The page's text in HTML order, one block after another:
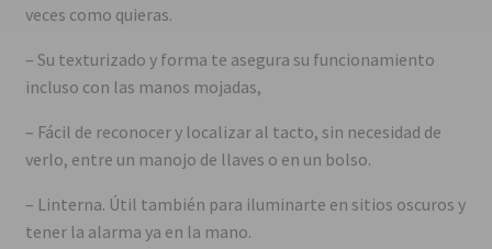
veces como quieras.
– Su texturizado y forma te asegura su funcionamiento
incluso con las manos mojadas,
– Fácil de reconocer y localizar al tacto, sin necesidad de
verlo, entre un manojo de llaves o en un bolso.
– Linterna. Útil también para iluminarte en sitios oscuros y
tener la alarma ya en la mano.